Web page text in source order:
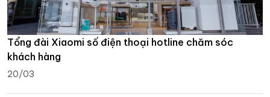
Tổng đài Xiaomi số điện thoại hotline chăm sóc
khách hàng
20/03